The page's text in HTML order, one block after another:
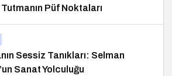
Püf Noktaları
Sessiz Tanıkları: Selman
Sanat Yolculuğu